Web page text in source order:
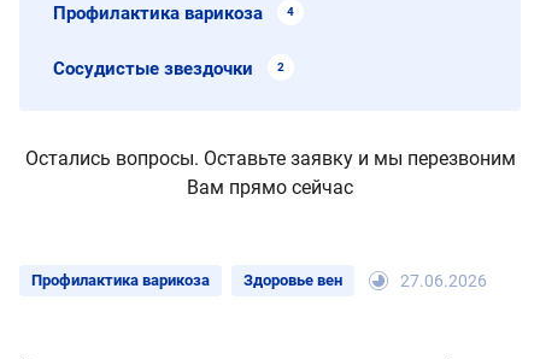
Профилактика варикоза Здоровье вен 27.06.2026
Профилактика варикоза 4
Сосудистые звездочки 2
Остались вопросы. Оставьте заявку и мы перезвоним
Вам прямо сейчас